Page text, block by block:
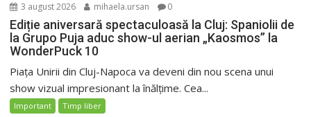
3 august 2026 mihaela.ursan 0
Ediție aniversară spectaculoasă la Cluj: Spaniolii de
la Grupo Puja aduc show-ul aerian „Kaosmos” la
WonderPuck 10
Piața Unirii din Cluj-Napoca va deveni din nou scena unui
show vizual impresionant la înălțime. Cea...
Important Timp liber